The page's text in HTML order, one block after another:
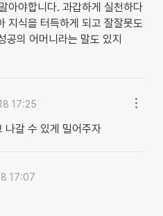
아야합니다. 과갑하게 실천하다
지식을 터득하게 되고 잘잘못도
공의 어머니라는 말도 있지
17:25
나갈 수 있게 밀어주자
17:07